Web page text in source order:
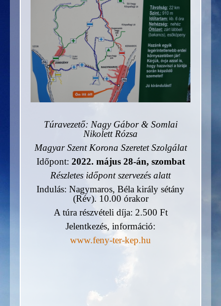
Túravezető: Nagy Gábor & Somlai
Nikolett Rózsa
Magyar Szent Korona Szeretet Szolgálat
Időpont: 2022. május 28-án, szombat
Részletes időpont szervezés alatt
Indulás: Nagymaros, Béla király sétány
(Rév). 10.00 órakor
A túra részvételi díja: 2.500 Ft
Jelentkezés, információ:
www.feny-ter-kep.hu